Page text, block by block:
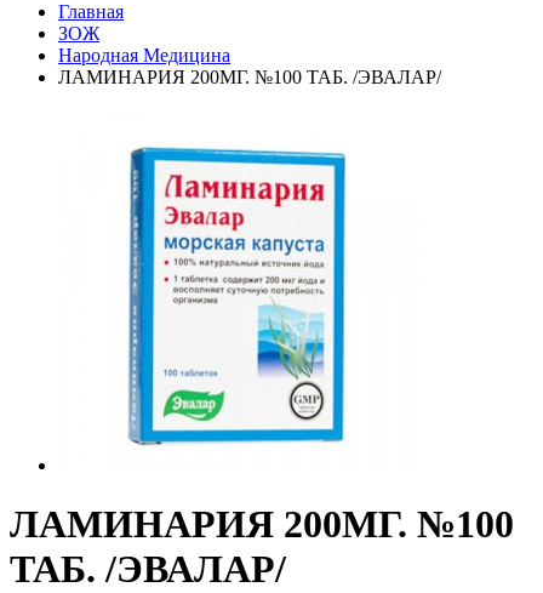
Главная
ЗОЖ
Народная Медицина
ЛАМИНАРИЯ 200МГ. №100 ТАБ. /ЭВАЛАР/
ЛАМИНАРИЯ 200МГ. №100
ТАБ. /ЭВАЛАР/